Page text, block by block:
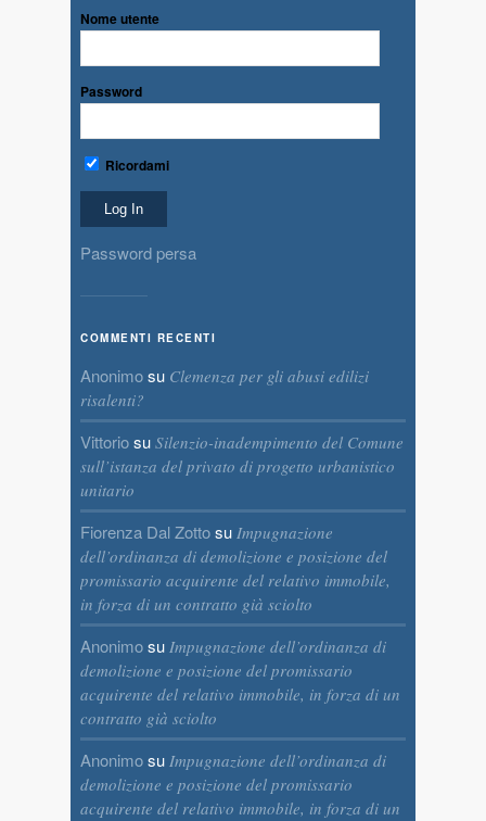
Nome utente
Password
Ricordami
Password persa
COMMENTI RECENTI
Anonimosu Clemenza per gli abusi edilizi
risalenti?
Vittoriosu Silenzio-inadempimento del Comune
sull’istanza del privato di progetto urbanistico
unitario
Fiorenza Dal Zottosu Impugnazione
dell’ordinanza di demolizione e posizione del
promissario acquirente del relativo immobile,
in forza di un contratto già sciolto
Anonimosu Impugnazione dell’ordinanza di
demolizione e posizione del promissario
acquirente del relativo immobile, in forza di un
contratto già sciolto
Anonimosu Impugnazione dell’ordinanza di
demolizione e posizione del promissario
acquirente del relativo immobile, in forza di un